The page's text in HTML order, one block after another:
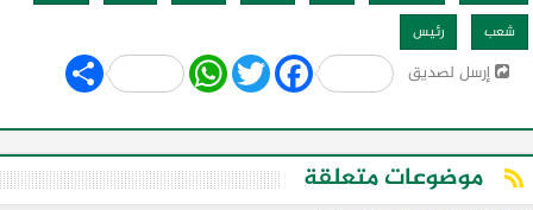
شعب رئيس
إرسل لصديق Share WhatsApp
Twitter Facebook
موضوعات متعلقة